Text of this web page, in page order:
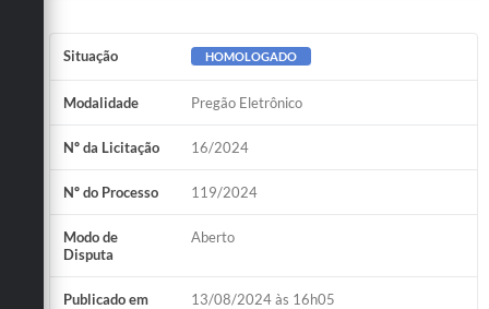
Situação HOMOLOGADO
Modalidade Pregão Eletrônico
Nº da Licitação 16/2024
Nº do Processo 119/2024
Modo de
Disputa
Aberto
Publicado em 13/08/2024 às 16h05